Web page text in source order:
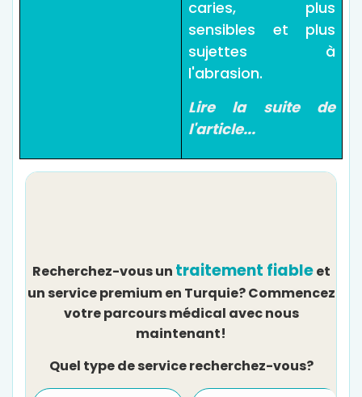
caries, plus
sensibles et plus
sujettes à
l'abrasion.
Lire la suite de
l'article...
Recherchez-vous un traitement fiableet
un service premium en Turquie? Commencez
votre parcours médical avec nous
maintenant!
Quel type de service recherchez-vous?